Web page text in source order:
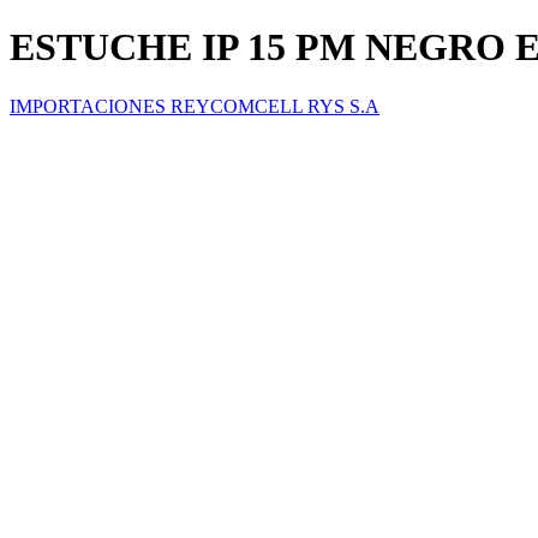
ESTUCHE IP 15 PM NEGRO
IMPORTACIONES REYCOMCELL RYS S.A